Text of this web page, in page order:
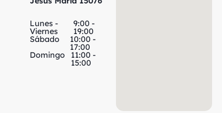
Lunes -
Viernes
9:00 -
19:00
Sábado
10:00 -
17:00
Domingo
11:00 -
15:00